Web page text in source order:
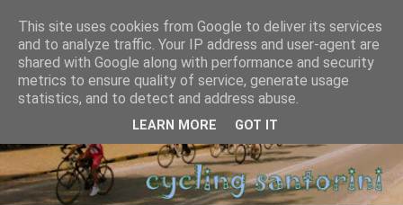
This site uses cookies from Google to deliver its services
and to analyze traffic. Your IP address and user-agent are
shared with Google along with performance and security
metrics to ensure quality of service, generate usage
statistics, and to detect and address abuse.
LEARN MORE GOT IT